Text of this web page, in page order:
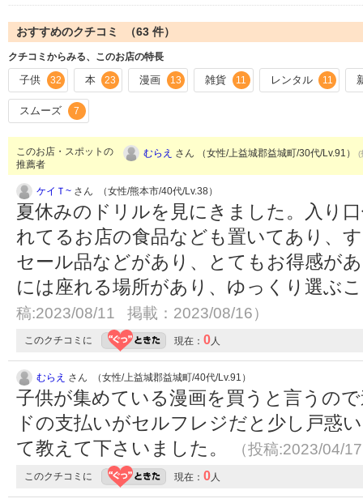
おすすめのクチコミ （63 件）
クチコミからみる、このお店の特長
子供 32 本 23 漫画 13 雑貨 11 レンタル 11
スムーズ 7
このお店・スポットの
推薦者
むらえ さん （女性/上益城郡益城町/30代/Lv.91） (
ケイＴ~ さん （女性/熊本市/40代/Lv.38）
夏休みのドリルを見にきました。入り
れてるお店の食品なども置いてあり、
セール品などがあり、とてもお得感が
には座れる場所があり、ゆっくり選ぶ
稿:2023/08/11 掲載：2023/08/16）
このクチコミに 現在： 0人
むらえ さん （女性/上益城郡益城町/40代/Lv.91）
子供が集めている漫画を買うと言うの
ドの支払いがセルフレジだと少し戸惑
て教えて下さいました。
（投稿:2023/04/
このクチコミに 現在： 0人